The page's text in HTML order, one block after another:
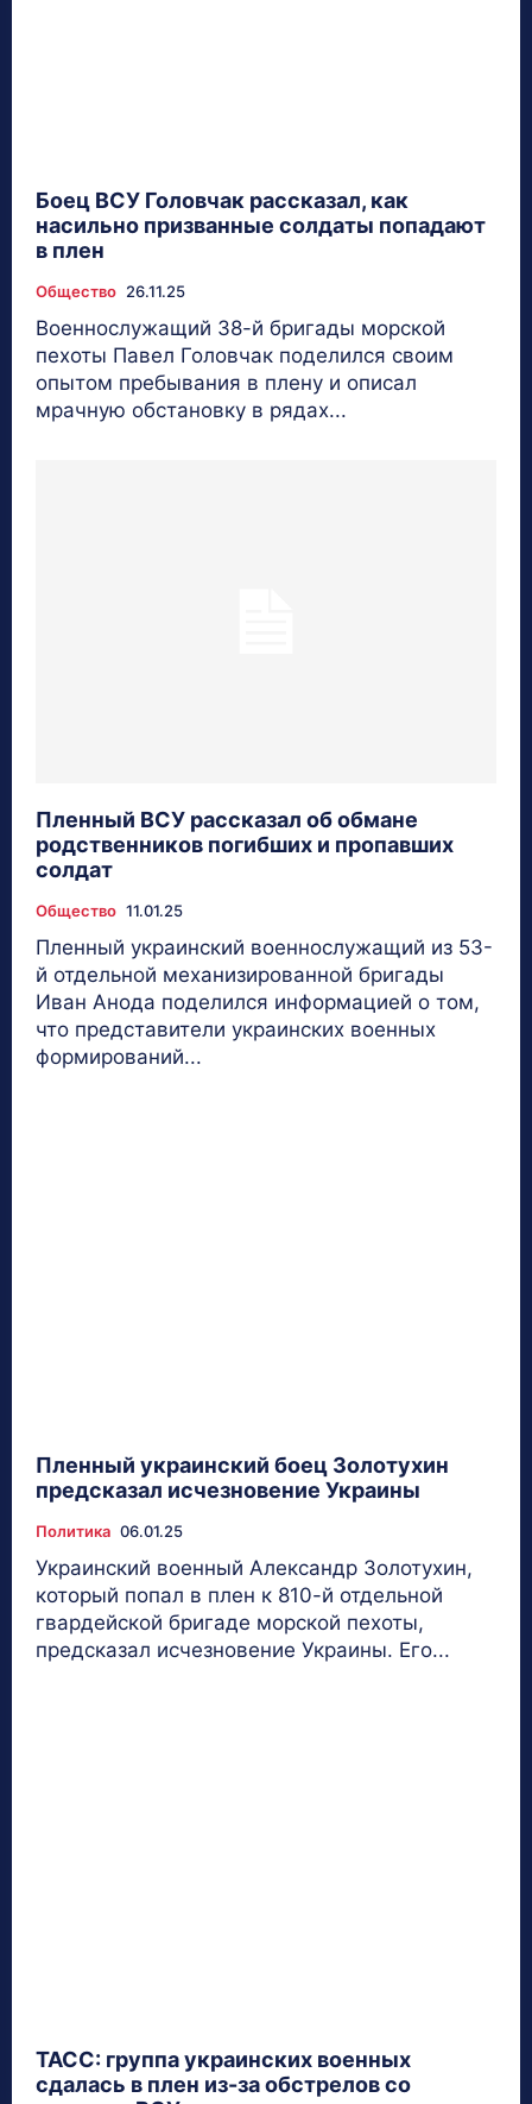
Боец ВСУ Головчак рассказал, как
насильно призванные солдаты попадают
в плен
Общество 26.11.25
Военнослужащий 38-й бригады морской
пехоты Павел Головчак поделился своим
опытом пребывания в плену и описал
мрачную обстановку в рядах...
Пленный ВСУ рассказал об обмане
родственников погибших и пропавших
солдат
Общество 11.01.25
Пленный украинский военнослужащий из 53-
й отдельной механизированной бригады
Иван Анода поделился информацией о том,
что представители украинских военных
формирований...
Пленный украинский боец Золотухин
предсказал исчезновение Украины
Политика 06.01.25
Украинский военный Александр Золотухин,
который попал в плен к 810-й отдельной
гвардейской бригаде морской пехоты,
предсказал исчезновение Украины. Его...
ТАСС: группа украинских военных
сдалась в плен из-за обстрелов со